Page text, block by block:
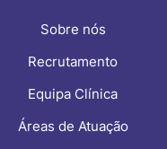
dessas
Sobre nós
Recrutamento
Equipa Clínica
Áreas de Atuação